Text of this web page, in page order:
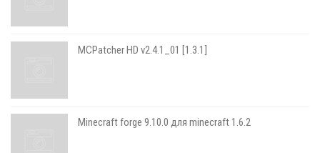
MCPatcher HD v2.4.1_01 [1.3.1]
Minecraft forge 9.10.0 для minecraft 1.6.2